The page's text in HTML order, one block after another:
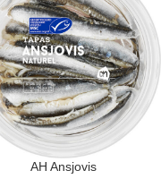
AH Ansjovis